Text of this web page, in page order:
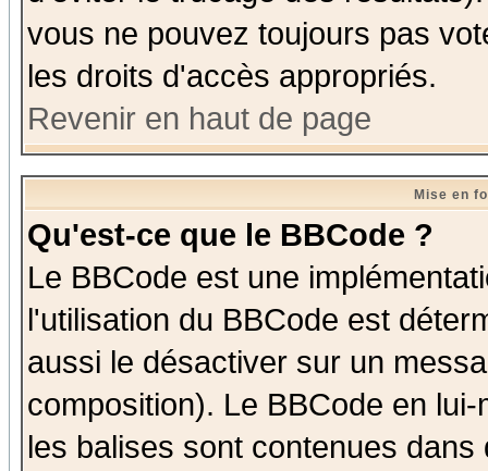
vous ne pouvez toujours pas
les droits d'accès appropriés.
Revenir en haut de page
Mise en
Qu'est-ce que le BBCode ?
Le BBCode est une
l'utilisation du BBCode est
aussi le désactiver sur un
composition). Le BBCode en
les balises sont contenues